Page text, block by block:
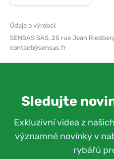
Údaje o výrobci:
SENSAS SAS, 25 rue Jean
contact@sensas.fr
Sledujte
Exkluzivní videa z
významné novinky v
rybářů